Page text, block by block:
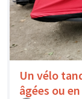
Un vélo
âgées ou